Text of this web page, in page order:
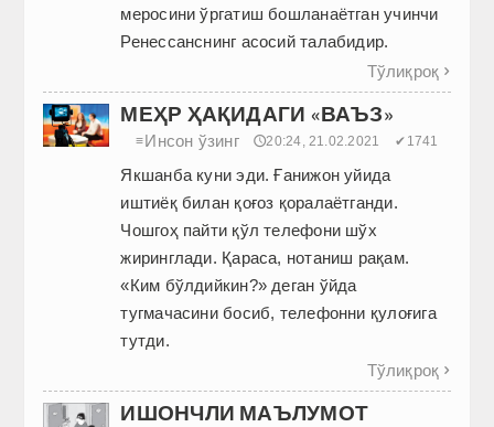
меросини ўргатиш бошланаётган учинчи
Ренеcсанснинг асосий талабидир.
Тўлиқроқ 
МЕҲР ҲАҚИДАГИ «ВАЪЗ»
≡Инсон ўзинг 🕔20:24, 21.02.2021 ✔1741
Якшанба куни эди. Ғанижон уйида
иштиёқ билан қоғоз қоралаётганди.
Чошгоҳ пайти қўл телефони шўх
жиринглади. Қараса, нотаниш рақам.
«Ким бўлдийкин?» деган ўйда
тугмачасини босиб, телефонни қулоғига
тутди.
Тўлиқроқ 
ИШОНЧЛИ МАЪЛУМОТ